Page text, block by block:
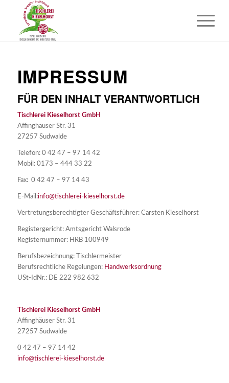
IMPRESSUM
FÜR DEN INHALT VERANTWORTLICH
Tischlerei Kieselhorst GmbH
Affinghäuser Str. 31
27257 Sudwalde
Telefon: 0 42 47 – 97 14 42
Mobil: 0173 – 444 33 22
Fax: 0 42 47 – 97 14 43
E-Mail:info@tischlerei-kieselhorst.de
Vertretungsberechtigter Geschäftsführer: Carsten Kieselhorst
Registergericht: Amtsgericht Walsrode
Registernummer: HRB 100949
Berufsbezeichnung: Tischlermeister
Berufsrechtliche Regelungen: Handwerksordnung
USt-IdNr.: DE 222 982 632
Tischlerei Kieselhorst GmbH
Affinghäuser Str. 31
27257 Sudwalde
0 42 47 – 97 14 42
info@tischlerei-kieselhorst.de